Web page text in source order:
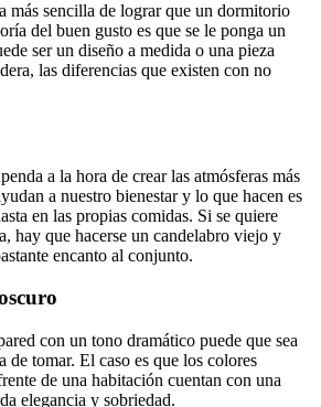
más sencilla de lograr que un dormitorio
del buen gusto es que se le ponga un
ser un diseño a medida o una pieza
las diferencias que existen con no
a la hora de crear las atmósferas más
a nuestro bienestar y lo que hacen es
en las propias comidas. Si se quiere
hay que hacerse un candelabro viejo y
encanto al conjunto.
con un tono dramático puede que sea
de tomar. El caso es que los colores
de una habitación cuentan con una
elegancia y sobriedad.